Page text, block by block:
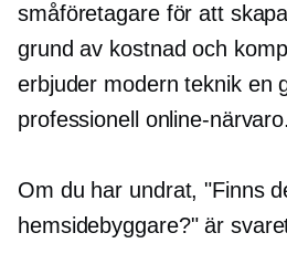
småföretagare för att
grund av kostnad och
erbjuder modern teknik en
professionell online-närvaro.
Om du har undrat, "Finns
hemsidebyggare?" är